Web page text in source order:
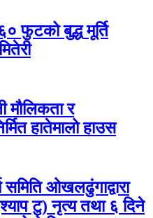
फुटको बुद्ध मूर्ति
मौलिकता र
हातेमालो हाउस
समिति ओखलढुंगाद्वारा
टु) नृत्य तथा ६ दिने